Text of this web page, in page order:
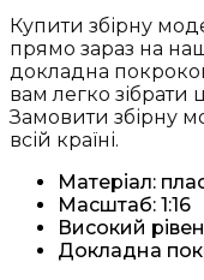
Купити збірну
прямо зараз на
докладна
вам легко
Замовити збірну
всій країні.
Матеріал:
Масштаб: 1:16
Високий
Докладна